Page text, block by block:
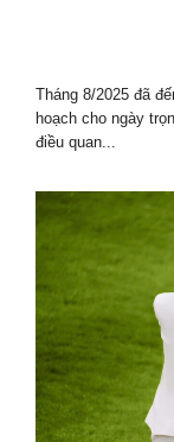
Tháng 8/2025 đã
hoạch cho ngày
điều quan...